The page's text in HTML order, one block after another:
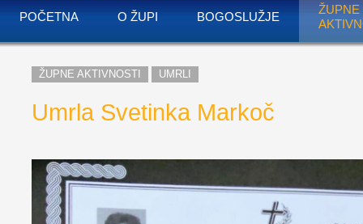
POČETNA O ŽUPI BOGOSLUŽJE
ŽUPNE
ŽUPNE AKTIVNOSTI UMRLI
Umrla Svetinka Markoč